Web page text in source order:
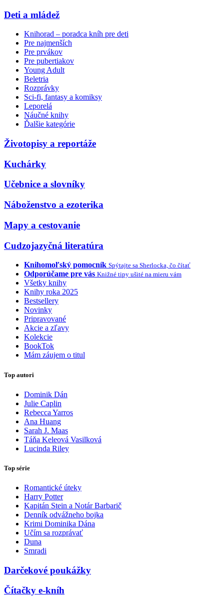
Deti a mládež
Knihorad – poradca kníh pre deti
Pre najmenších
Pre prvákov
Pre pubertiakov
Young Adult
Beletria
Rozprávky
Sci-fi, fantasy a komiksy
Leporelá
Náučné knihy
Ďalšie kategórie
Životopisy a reportáže
Kuchárky
Učebnice a slovníky
Náboženstvo a ezoterika
Mapy a cestovanie
Cudzojazyčná literatúra
Knihomoľský pomocník Spýtajte sa Sherlocka, čo čítať
Odporúčame pre vás Knižné tipy ušité na mieru vám
Všetky knihy
Knihy roka 2025
Bestsellery
Novinky
Pripravované
Akcie a zľavy
Kolekcie
BookTok
Mám záujem o titul
Top autori
Dominik Dán
Julie Caplin
Rebecca Yarros
Ana Huang
Sarah J. Maas
Táňa Keleová Vasilková
Lucinda Riley
Top série
Romantické úteky
Harry Potter
Kapitán Stein a Notár Barbarič
Denník odvážneho bojka
Krimi Dominika Dána
Učím sa rozprávať
Duna
Smradi
Darčekové poukážky
Čítačky e-kníh